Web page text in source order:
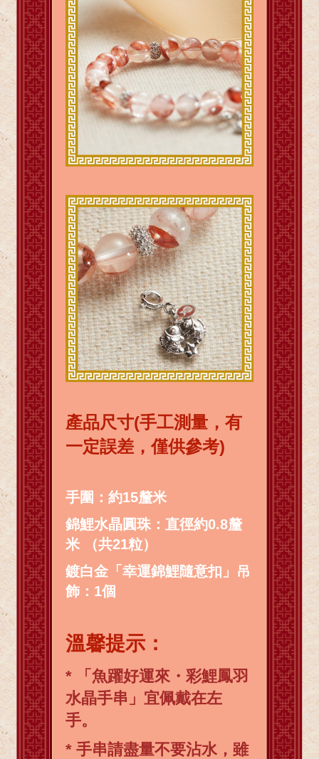
產品尺寸(手工測量，有
一定誤差，僅供參考)
手圍：約15釐米
錦鯉水晶圓珠：直徑約0.8釐
米 （共21粒）
鍍白金「幸運錦鯉隨意扣」吊
飾：1個
溫馨提示：
* 「魚躍好運來・彩鯉鳳羽
水晶手串」宜佩戴在左
手。
* 手串請盡量不要沾水，雖